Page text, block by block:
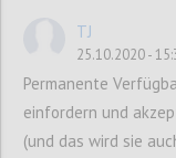
Toyota in
der
TJ
25.10.2020 -
Permanente
einfordern und
(und das wird sie